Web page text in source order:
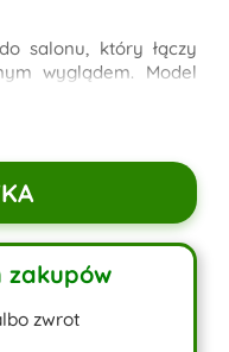
salonu, który łączy
wyglądem. Model
mieszkaniu, jak i w
140 × 200 cm ,
wygodne miejsce do
pod częścią
przechowywania.
użytkowania oraz
narożnik
zakupów
zwrot